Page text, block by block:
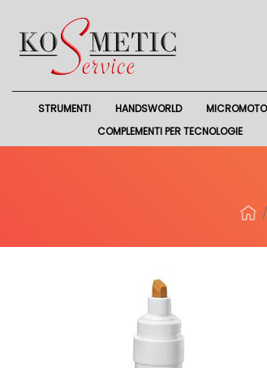
STRUMENTI HANDSWORLD
COMPLEMENTI PER TECNOLOGIE